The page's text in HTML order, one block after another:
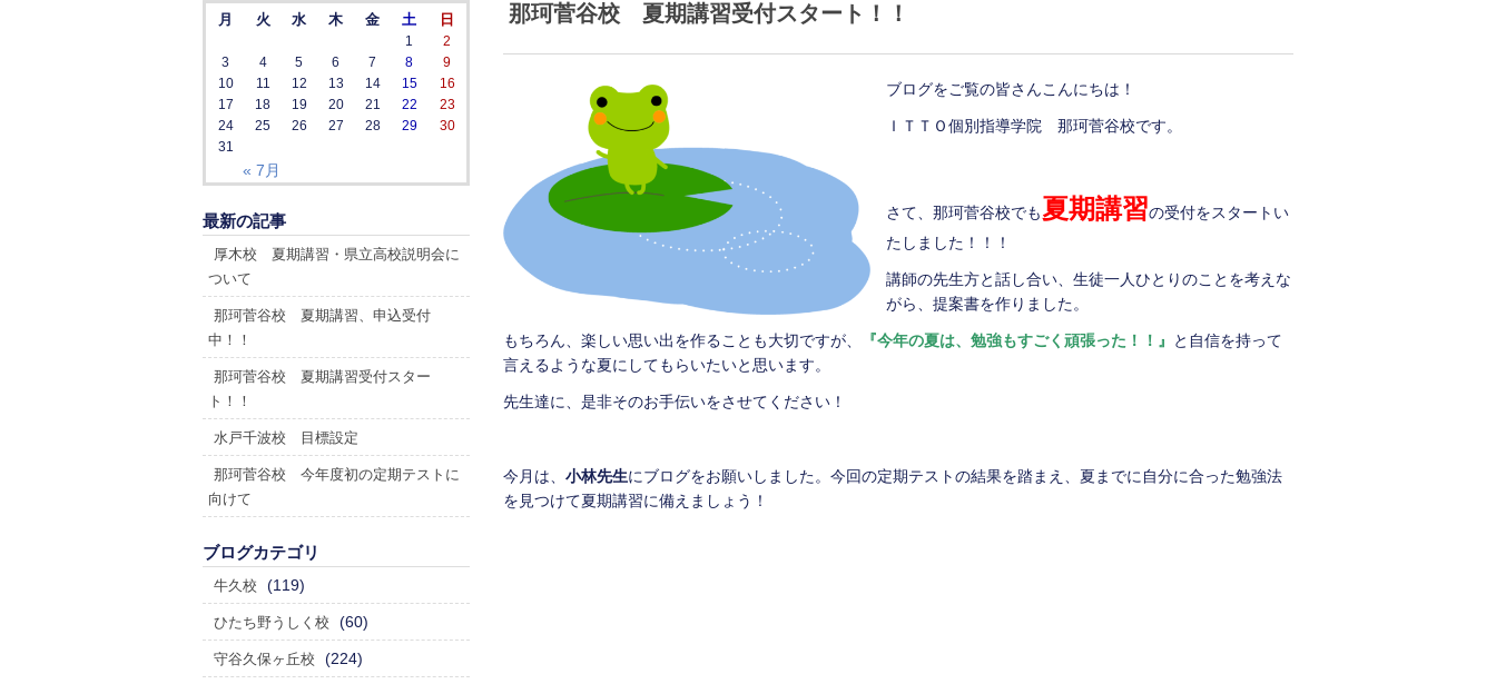
那珂菅谷校 夏期講習受付スタート！！
ブログをご覧の皆さんこんにちは！
ＩＴＴＯ個別指導学院 那珂菅谷校です。
さて、那珂菅谷校でも夏期講習の受付をスタートい
たしました！！！
講師の先生方と話し合い、生徒一人ひとりのことを考えな
がら、提案書を作りました。
もちろん、楽しい思い出を作ることも大切ですが、 『今年の夏は、勉強もすごく頑張った！！』
と自信を持って
言えるような夏にしてもらいたいと思います。
先生達に、是非そのお手伝いをさせてください！
今月は、 小林先生にブログをお願いしました。今回の定期テストの結果を踏まえ、夏までに自分に合った勉強法
を見つけて夏期講習に備えましょう！
月 火 水 木 金 土 日
« 7月
1
2
3
4 5 6 7 8
9
10
11 12 13 14 15
16
17
18 19 20 21 22
23
24
25 26 27 28 29
30
31
最新の記事
厚木校 夏期講習・県立高校説明会に
ついて
那珂菅谷校 夏期講習、申込受付
中！！
那珂菅谷校 夏期講習受付スター
ト！！
水戸千波校 目標設定
那珂菅谷校 今年度初の定期テストに
向けて
ブログカテゴリ
牛久校 (119)
ひたち野うしく校 (60)
守谷久保ヶ丘校 (224)